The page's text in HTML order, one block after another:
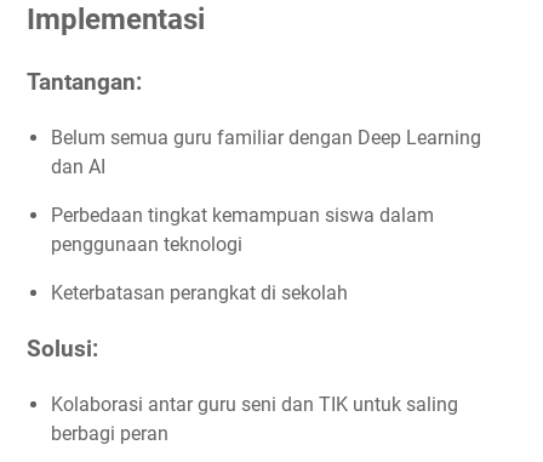
Implementasi
Tantangan:
Belum semua guru familiar dengan Deep Learning
dan AI
Perbedaan tingkat kemampuan siswa dalam
penggunaan teknologi
Keterbatasan perangkat di sekolah
Solusi:
Kolaborasi antar guru seni dan TIK untuk saling
berbagi peran